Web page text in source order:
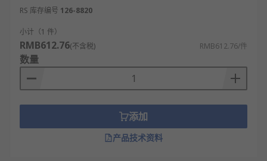
RS 库存编号 126-8820
小计（1 件）
RMB612.76(不含税) RMB612.76/件
数量
添加
产品技术资料